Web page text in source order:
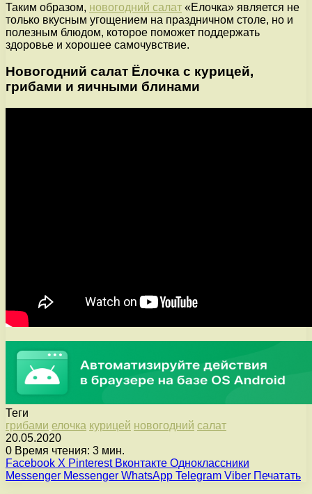
Таким образом, новогодний салат «Елочка» является не
только вкусным угощением на праздничном столе, но и
полезным блюдом, которое поможет поддержать
здоровье и хорошее самочувствие.
Новогодний салат Ёлочка с курицей,
грибами и яичными блинами
Теги
грибами елочка курицей новогодний салат
20.05.2020
0 Время чтения: 3 мин.
Facebook X Pinterest Вконтакте Одноклассники
Messenger Messenger WhatsApp Telegram Viber Печатать